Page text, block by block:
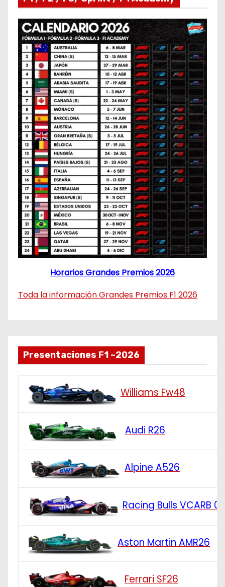
Horarios Grandes Premios 2026
Toda la información Grandes Premios F1 2026
Presentaciones F1 ~2026
Williams Fw48
Audi R26
Alpine A526
Racing Bulls VCARB 03
Aston Martin AMR26
Ferrari SF26